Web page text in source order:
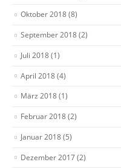
Oktober 2018(8)
September 2018(2)
Juli 2018(1)
April 2018(4)
März 2018(1)
Februar 2018(2)
Januar 2018(5)
Dezember 2017(2)